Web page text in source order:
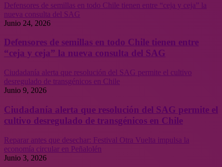
Defensores de semillas en todo Chile tienen entre “ceja y ceja” la
nueva consulta del SAG
Junio 24, 2026
Defensores de semillas en todo Chile tienen entre
“ceja y ceja” la nueva consulta del SAG
Ciudadanía alerta que resolución del SAG permite el cultivo
desregulado de transgénicos en Chile
Junio 9, 2026
Ciudadanía alerta que resolución del SAG permite el
cultivo desregulado de transgénicos en Chile
Reparar antes que desechar: Festival Otra Vuelta impulsa la
economía circular en Peñalolén
Junio 3, 2026